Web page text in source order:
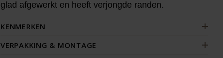
glad afgewerkt en heeft verjongde randen.
KENMERKEN
VERPAKKING & MONTAGE